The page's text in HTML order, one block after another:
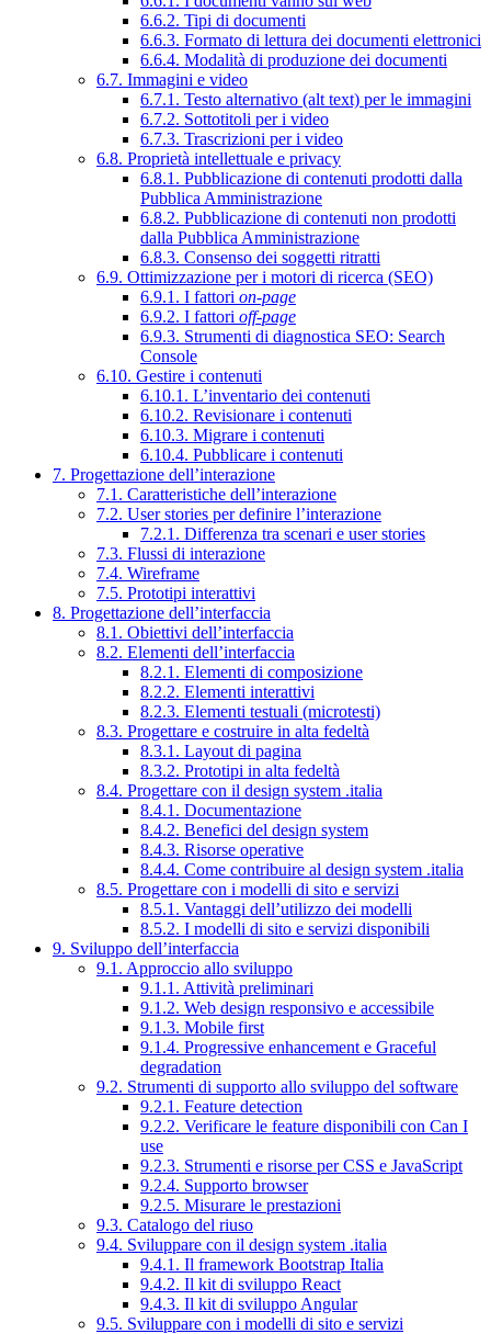
6.6.2. Tipi di documenti
6.6.3. Formato di lettura dei documenti elettronici
6.6.4. Modalità di produzione dei documenti
6.7. Immagini e video
6.7.1. Testo alternativo (alt text) per le immagini
6.7.2. Sottotitoli per i video
6.7.3. Trascrizioni per i video
6.8. Proprietà intellettuale e privacy
6.8.1. Pubblicazione di contenuti prodotti dalla
Pubblica Amministrazione
6.8.2. Pubblicazione di contenuti non prodotti
dalla Pubblica Amministrazione
6.8.3. Consenso dei soggetti ritratti
6.9. Ottimizzazione per i motori di ricerca (SEO)
6.9.1. I fattori on-page
6.9.2. I fattori off-page
6.9.3. Strumenti di diagnostica SEO: Search
Console
6.10. Gestire i contenuti
6.10.1. L’inventario dei contenuti
6.10.2. Revisionare i contenuti
6.10.3. Migrare i contenuti
6.10.4. Pubblicare i contenuti
7. Progettazione dell’interazione
7.1. Caratteristiche dell’interazione
7.2. User stories per definire l’interazione
7.2.1. Differenza tra scenari e user stories
7.3. Flussi di interazione
7.4. Wireframe
7.5. Prototipi interattivi
8. Progettazione dell’interfaccia
8.1. Obiettivi dell’interfaccia
8.2. Elementi dell’interfaccia
8.2.1. Elementi di composizione
8.2.2. Elementi interattivi
8.2.3. Elementi testuali (microtesti)
8.3. Progettare e costruire in alta fedeltà
8.3.1. Layout di pagina
8.3.2. Prototipi in alta fedeltà
8.4. Progettare con il design system .italia
8.4.1. Documentazione
8.4.2. Benefici del design system
8.4.3. Risorse operative
8.4.4. Come contribuire al design system .italia
8.5. Progettare con i modelli di sito e servizi
8.5.1. Vantaggi dell’utilizzo dei modelli
8.5.2. I modelli di sito e servizi disponibili
9. Sviluppo dell’interfaccia
9.1. Approccio allo sviluppo
9.1.1. Attività preliminari
9.1.2. Web design responsivo e accessibile
9.1.3. Mobile first
9.1.4. Progressive enhancement e Graceful
degradation
9.2. Strumenti di supporto allo sviluppo del software
9.2.1. Feature detection
9.2.2. Verificare le feature disponibili con Can I
use
9.2.3. Strumenti e risorse per CSS e JavaScript
9.2.4. Supporto browser
9.2.5. Misurare le prestazioni
9.3. Catalogo del riuso
9.4. Sviluppare con il design system .italia
9.4.1. Il framework Bootstrap Italia
9.4.2. Il kit di sviluppo React
9.4.3. Il kit di sviluppo Angular
9.5. Sviluppare con i modelli di sito e servizi